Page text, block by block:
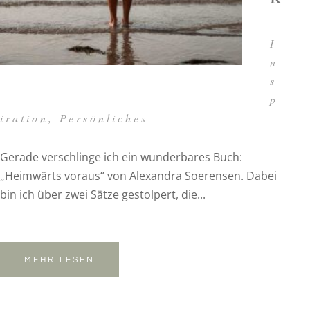
I
n
s
p
iration , Persönliches
Gerade verschlinge ich ein wunderbares Buch:
„Heimwärts voraus“ von Alexandra Soerensen. Dabei
bin ich über zwei Sätze gestolpert, die...
MEHR LESEN